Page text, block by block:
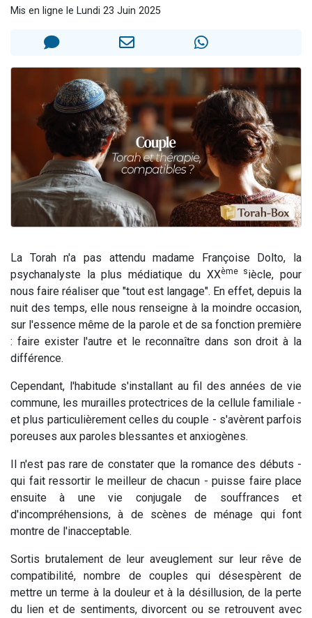
Il reste 49 places pour étudier en groupe sur Zoom
Eva vient de donner son Maasser
Mis en ligne le Lundi 23 Juin 2025
La Torah n'a pas attendu madame Françoise Dolto, la
psychanalyste la plus médiatique du XXème siècle, pour
nous faire réaliser que "tout est langage". En effet, depuis la
nuit des temps, elle nous renseigne à la moindre occasion,
sur l'essence même de la parole et de sa fonction première
: faire exister l'autre et le reconnaître dans son droit à la
différence.
Cependant, l'habitude s'installant au fil des années de vie
commune, les murailles protectrices de la cellule familiale -
et plus particulièrement celles du couple - s'avèrent parfois
poreuses aux paroles blessantes et anxiogènes.
Il n'est pas rare de constater que la romance des débuts -
qui fait ressortir le meilleur de chacun - puisse faire place
ensuite à une vie conjugale de souffrances et
d'incompréhensions, à de scènes de ménage qui font
montre de l'inacceptable.
Sortis brutalement de leur aveuglement sur leur rêve de
compatibilité, nombre de couples qui désespèrent de
mettre un terme à la douleur et à la désillusion, de la perte
du lien et de sentiments, divorcent ou se retrouvent avec